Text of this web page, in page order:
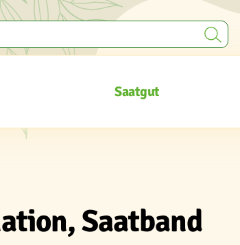
Saatgut
Saatband